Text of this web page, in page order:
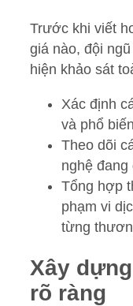
Trước khi viết
giá nào, đội
hiện khảo sát
Xác định
và phổ
Theo dõi
nghệ
Tổng hợp
phạm vi
từng
Xây
rõ ràng